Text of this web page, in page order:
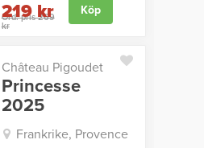
Ord. pris 269
kr
219 kr Köp
Château Pigoudet
Princesse
2025
Frankrike, Provence